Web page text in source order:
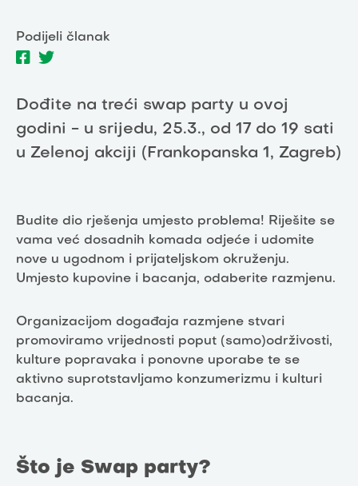
Podijeli članak
Dođite na treći swap party u ovoj
godini - u srijedu, 25.3., od 17 do 19 sati
u Zelenoj akciji (Frankopanska 1, Zagreb)
Budite dio rješenja umjesto problema! Riješite se
vama već dosadnih komada odjeće i udomite
nove u ugodnom i prijateljskom okruženju.
Umjesto kupovine i bacanja, odaberite razmjenu.
Organizacijom događaja razmjene stvari
promoviramo vrijednosti poput (samo)održivosti,
kulture popravaka i ponovne uporabe te se
aktivno suprotstavljamo konzumerizmu i kulturi
bacanja.
Što je Swap party?